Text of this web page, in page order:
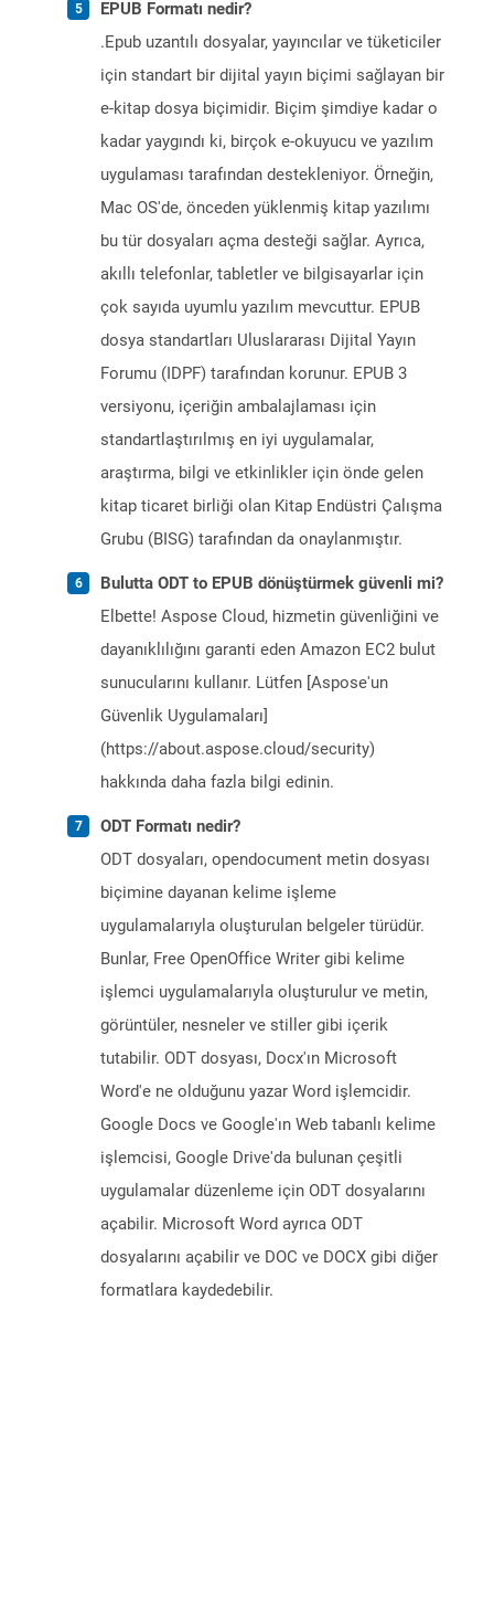
EPUB Formatı nedir?
.Epub uzantılı dosyalar, yayıncılar ve tüketiciler
için standart bir dijital yayın biçimi sağlayan bir
e-kitap dosya biçimidir. Biçim şimdiye kadar o
kadar yaygındı ki, birçok e-okuyucu ve yazılım
uygulaması tarafından destekleniyor. Örneğin,
Mac OS'de, önceden yüklenmiş kitap yazılımı
bu tür dosyaları açma desteği sağlar. Ayrıca,
akıllı telefonlar, tabletler ve bilgisayarlar için
çok sayıda uyumlu yazılım mevcuttur. EPUB
dosya standartları Uluslararası Dijital Yayın
Forumu (IDPF) tarafından korunur. EPUB 3
versiyonu, içeriğin ambalajlaması için
standartlaştırılmış en iyi uygulamalar,
araştırma, bilgi ve etkinlikler için önde gelen
kitap ticaret birliği olan Kitap Endüstri Çalışma
Grubu (BISG) tarafından da onaylanmıştır.
Bulutta ODT to EPUB dönüştürmek güvenli mi?
Elbette! Aspose Cloud, hizmetin güvenliğini ve
dayanıklılığını garanti eden Amazon EC2 bulut
sunucularını kullanır. Lütfen [Aspose'un
Güvenlik Uygulamaları]
(https://about.aspose.cloud/security)
hakkında daha fazla bilgi edinin.
ODT Formatı nedir?
ODT dosyaları, opendocument metin dosyası
biçimine dayanan kelime işleme
uygulamalarıyla oluşturulan belgeler türüdür.
Bunlar, Free OpenOffice Writer gibi kelime
işlemci uygulamalarıyla oluşturulur ve metin,
görüntüler, nesneler ve stiller gibi içerik
tutabilir. ODT dosyası, Docx'ın Microsoft
Word'e ne olduğunu yazar Word işlemcidir.
Google Docs ve Google'ın Web tabanlı kelime
işlemcisi, Google Drive'da bulunan çeşitli
uygulamalar düzenleme için ODT dosyalarını
açabilir. Microsoft Word ayrıca ODT
dosyalarını açabilir ve DOC ve DOCX gibi diğer
formatlara kaydedebilir.